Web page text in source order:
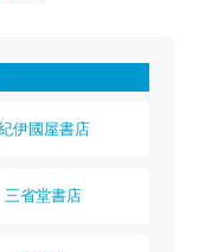
伊國屋書店
三省堂書店